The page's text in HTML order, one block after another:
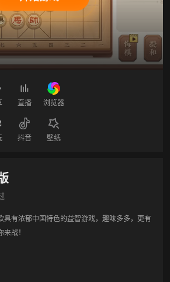
直播 浏览器
抖音 壁纸
具有浓郁中国特色的益智游戏，趣味多多，更有
战！